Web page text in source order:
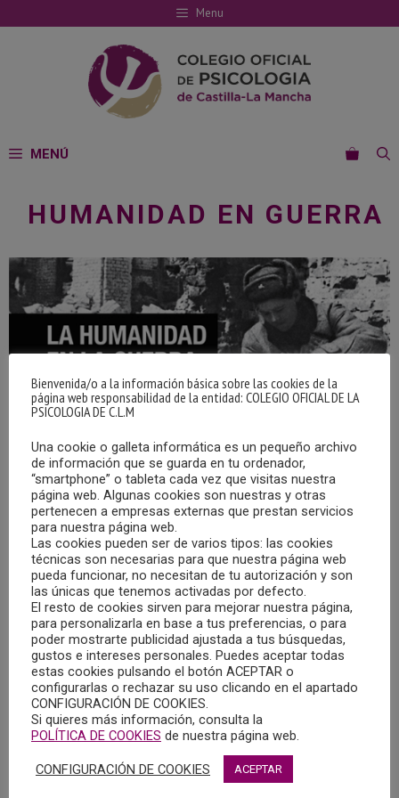
al
Menu
MENÚ
HUMANIDAD EN GUERRA
EXPOSICIÓN FOTOGRÁFICA Y CICLO DE
CONFERENCIAS “LA HUMANIDAD EN LA
GUERRA”
03/10/2024
Este jueves, 3 de octubre, a las 18:00 h., el Museo
Municipal de Albacete acogerá la inauguración de la
exposición fotográfica y el ciclo de conferencias
denominados “La Humanidad en …
Bienvenida/o a la información básica sobre las cookies de la
página web responsabilidad de la entidad: COLEGIO OFICIAL DE LA
PSICOLOGIA DE C.L.M
Una cookie o galleta informática es un pequeño archivo
de información que se guarda en tu ordenador,
“smartphone” o tableta cada vez que visitas nuestra
página web. Algunas cookies son nuestras y otras
pertenecen a empresas externas que prestan servicios
para nuestra página web.
Las cookies pueden ser de varios tipos: las cookies
técnicas son necesarias para que nuestra página web
pueda funcionar, no necesitan de tu autorización y son
las únicas que tenemos activadas por defecto.
El resto de cookies sirven para mejorar nuestra página,
para personalizarla en base a tus preferencias, o para
poder mostrarte publicidad ajustada a tus búsquedas,
gustos e intereses personales. Puedes aceptar todas
estas cookies pulsando el botón ACEPTAR o
configurarlas o rechazar su uso clicando en el apartado
CONFIGURACIÓN DE COOKIES.
Si quieres más información, consulta la
POLÍTICA DE COOKIES de nuestra página web.
CONFIGURACIÓN DE COOKIES ACEPTAR